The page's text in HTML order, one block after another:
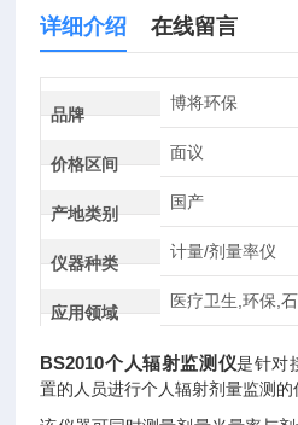
详细介绍 在线留言
品牌
博将环保
价格区间
面议
产地类别
国产
仪器种类
计量/剂量率仪
应用领域
医疗卫生,环保,
BS2010个人辐射监测仪是针对
置的人员进行个人辐射剂量监测的